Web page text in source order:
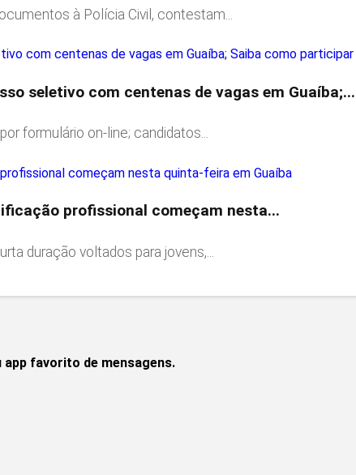
à Polícia Civil, contestam...
seletivo com centenas de vagas em Guaíba;...
formulário on-line; candidatos...
profissional começam nesta...
duração voltados para jovens,...
app favorito de mensagens.